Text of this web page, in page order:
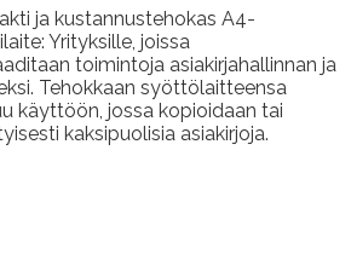
ja kustannustehokas A4-
Yrityksille, joissa
toimintoja asiakirjahallinnan ja
Tehokkaan syöttölaitteensa
käyttöön, jossa kopioidaan tai
kaksipuolisia asiakirjoja.